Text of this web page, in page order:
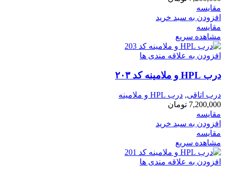
مقایسه
افزودن به سبد خرید
مقایسه
مشاهده سریع
افزودن به علاقه مندی ها
درب HPL و ملامینه کد ۲۰۳
درب اتاقی, درب HPL و ملامینه
7,200,000 تومان
مقایسه
افزودن به سبد خرید
مقایسه
مشاهده سریع
افزودن به علاقه مندی ها